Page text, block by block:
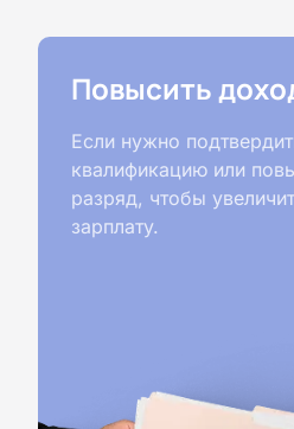
Повысить
Если нужно
квалификацию или
разряд, чтобы
зарплату.